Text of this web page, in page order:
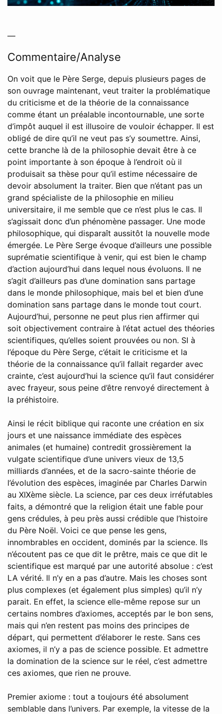
—
Commentaire/Analyse
On voit que le Père Serge, depuis plusieurs pages de
son ouvrage maintenant, veut traiter la problématique
du criticisme et de la théorie de la connaissance
comme étant un préalable incontournable, une sorte
d’impôt auquel il est illusoire de vouloir échapper. Il est
obligé de dire qu’il ne veut pas s’y soumettre. Ainsi,
cette branche là de la philosophie devait être à ce
point importante à son époque à l’endroit où il
produisait sa thèse pour qu’il estime nécessaire de
devoir absolument la traiter. Bien que n’étant pas un
grand spécialiste de la philosophie en milieu
universitaire, il me semble que ce n’est plus le cas. Il
s’agissait donc d’un phénomène passager. Une mode
philosophique, qui disparaît aussitôt la nouvelle mode
émergée. Le Père Serge évoque d’ailleurs une possible
suprématie scientifique à venir, qui est bien le champ
d’action aujourd’hui dans lequel nous évoluons. Il ne
s’agit d’ailleurs pas d’une domination sans partage
dans le monde philosophique, mais bel et bien d’une
domination sans partage dans le monde tout court.
Aujourd’hui, personne ne peut plus rien affirmer qui
soit objectivement contraire à l’état actuel des théories
scientifiques, qu’elles soient prouvées ou non. SI à
l’époque du Père Serge, c’était le criticisme et la
théorie de la connaissance qu’il fallait regarder avec
crainte, c’est aujourd’hui la science qu’il faut considérer
avec frayeur, sous peine d’être renvoyé directement à
la préhistoire.
Ainsi le récit biblique qui raconte une création en six
jours et une naissance immédiate des espèces
animales (et humaine) contredit grossièrement la
vulgate scientifique d’une univers vieux de 13,5
milliards d’années, et de la sacro-sainte théorie de
l’évolution des espèces, imaginée par Charles Darwin
au XIXème siècle. La science, par ces deux irréfutables
faits, a démontré que la religion était une fable pour
gens crédules, à peu près aussi crédible que l’histoire
du Père Noël. Voici ce que pense les gens,
innombrables en occident, dominés par la science. Ils
n’écoutent pas ce que dit le prêtre, mais ce que dit le
scientifique est marqué par une autorité absolue : c’est
LA vérité. Il n’y en a pas d’autre. Mais les choses sont
plus complexes (et également plus simples) qu’il n’y
parait. En effet, la science elle-même repose sur un
certains nombres d’axiomes, acceptés par le bon sens,
mais qui n’en restent pas moins des principes de
départ, qui permettent d’élaborer le reste. Sans ces
axiomes, il n’y a pas de science possible. Et admettre
la domination de la science sur le réel, c’est admettre
ces axiomes, que rien ne prouve.
Premier axiome : tout a toujours été absolument
semblable dans l’univers. Par exemple, la vitesse de la